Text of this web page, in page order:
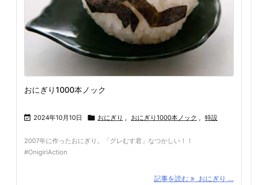
おにぎり1000本ノック
 2024年10月10日  おにぎり , おにぎり1000本ノック , 特設
2007年に作ったおにぎり。「グレむす君」なつかしい！！
#OnigiriAction
記事を読む おにぎり ...